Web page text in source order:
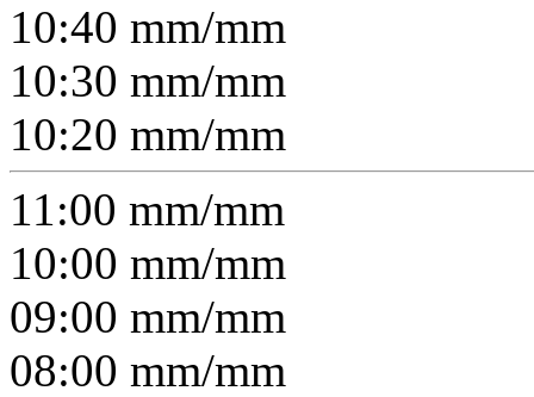
10:40 mm/mm
10:30 mm/mm
10:20 mm/mm
11:00 mm/mm
10:00 mm/mm
09:00 mm/mm
08:00 mm/mm